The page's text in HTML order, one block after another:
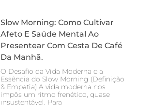
Slow Morning: Como Cultivar
Afeto E Saúde Mental Ao
Presentear Com Cesta De Café
Da Manhã.
O Desafio da Vida Moderna e a
Essência do Slow Morning (Definição
& Empatia) A vida moderna nos
impôs um ritmo frenético, quase
insustentável. Para